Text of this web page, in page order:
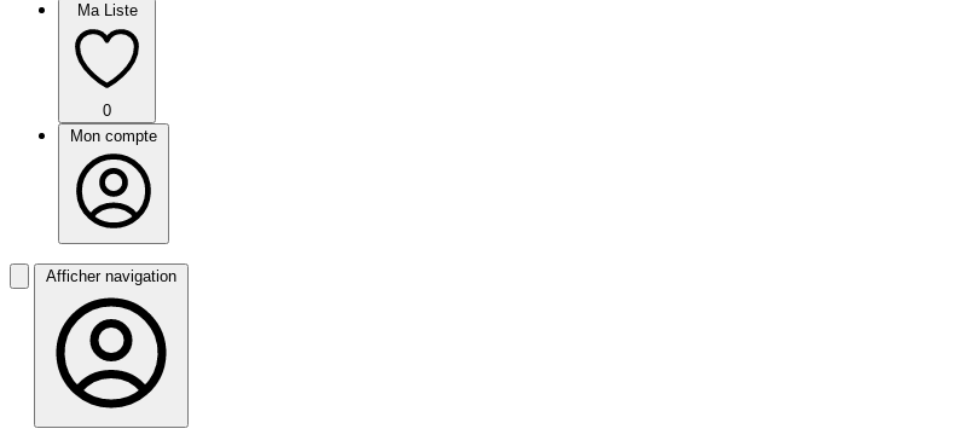
Ma Liste
0
Mon compte
Afficher navigation